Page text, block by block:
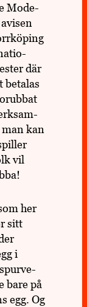
Mode­
där
beta­las
man kan
vil
her
sitt
i
bare på
egg. Og